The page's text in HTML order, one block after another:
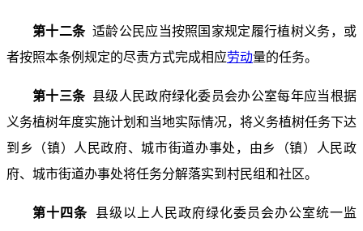
第十二条 适龄公民应当按照国家规定履行植树义务，或
者按照本条例规定的尽责方式完成相应劳动量的任务。
第十三条 县级人民政府绿化委员会办公室每年应当根据
义务植树年度实施计划和当地实际情况，将义务植树任务下达
到乡（镇）人民政府、城市街道办事处，由乡（镇）人民政
府、城市街道办事处将任务分解落实到村民组和社区。
第十四条 县级以上人民政府绿化委员会办公室统一监